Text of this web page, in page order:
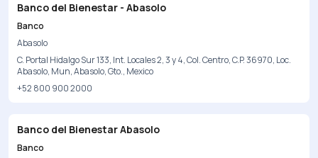
Banco del Bienestar - Abasolo
Banco
Abasolo
C. Portal Hidalgo Sur 133, Int. Locales 2, 3 y 4, Col. Centro, C.P. 36970, Loc.
Abasolo, Mun, Abasolo, Gto., Mexico
+52 800 900 2000
Banco del Bienestar Abasolo
Banco